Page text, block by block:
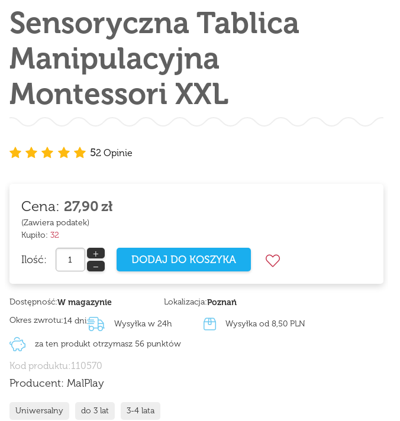
Sensoryczna Tablica
Manipulacyjna
Montessori XXL
52 Opinie
Cena: 27,90zł
(Zawiera podatek)
Kupiło: 32
Ilość:
+
−
DODAJ DO KOSZYKA
Dostępność:W magazynie Lokalizacja:Poznań
Okres zwrotu:14 dni
za ten produkt otrzymasz 56 punktów
Wysyłka w 24h Wysyłka od 8,50 PLN
Kod produktu:110570
Producent: MalPlay
Uniwersalny do 3 lat 3-4 lata